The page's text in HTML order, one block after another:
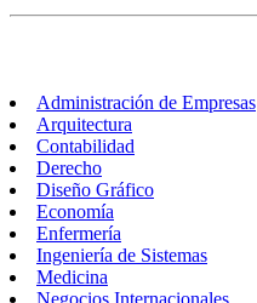
Administración de Empresas
Arquitectura
Contabilidad
Derecho
Diseño Gráfico
Economía
Enfermería
Ingeniería de Sistemas
Medicina